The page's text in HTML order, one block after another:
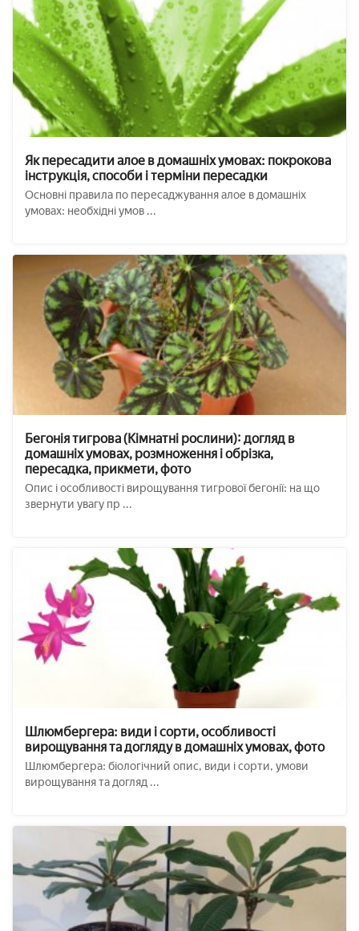
Як пересадити алое в домашніх умовах: покрокова
інструкція, способи і терміни пересадки
Основні правила по пересаджування алое в домашніх
умовах: необхідні умов ...
Бегонія тигрова (Кімнатні рослини): догляд в
домашніх умовах, розмноження і обрізка,
пересадка, прикмети, фото
Опис і особливості вирощування тигрової бегонії: на що
звернути увагу пр ...
Шлюмбергера: види і сорти, особливості
вирощування та догляду в домашніх умовах, фото
Шлюмбергера: біологічний опис, види і сорти, умови
вирощування та догляд ...